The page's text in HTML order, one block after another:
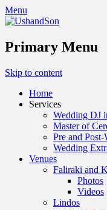
Menu
Primary Menu
Skip to content
Home
Services
Wedding DJ
Master of
Pre and
Wedding
Venues
Faliraki and
Photos
Videos
Lindos